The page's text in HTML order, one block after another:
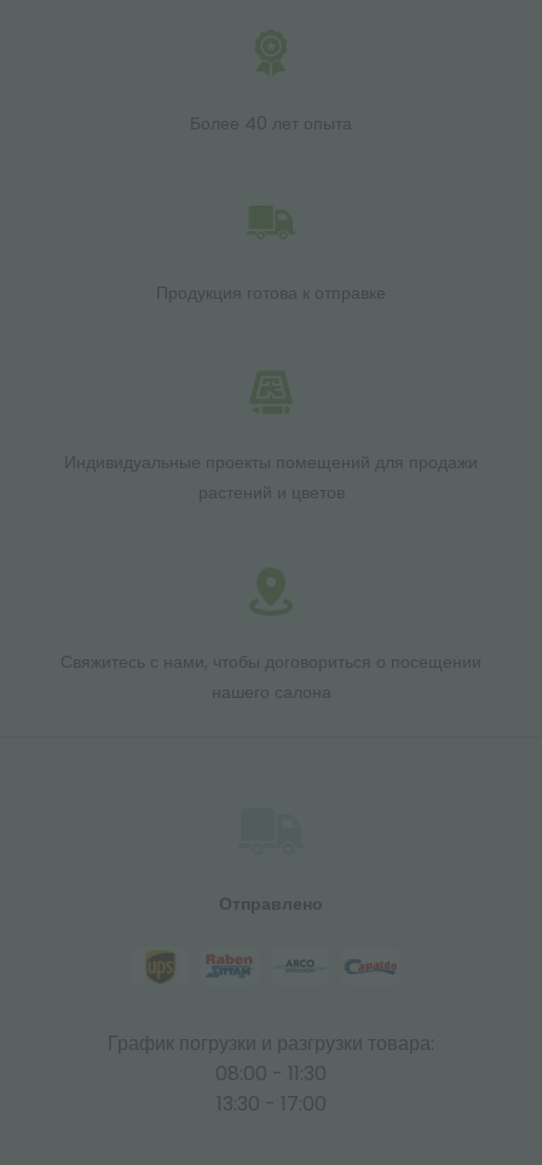
Более 40 лет опыта
Продукция готова к отправке
Индивидуальные проекты помещений для продажи
растений и цветов
Свяжитесь с нами, чтобы договориться о посещении
нашего салона
Отправлено
График погрузки и разгрузки товара:
08:00 - 11:30
13:30 - 17:00